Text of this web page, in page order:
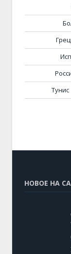
Тунис
НОВОЕ НА